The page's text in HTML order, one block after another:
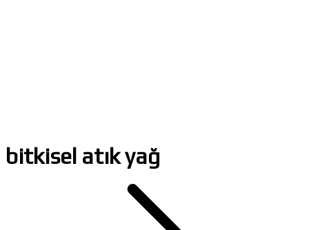
bitkisel atık yağ